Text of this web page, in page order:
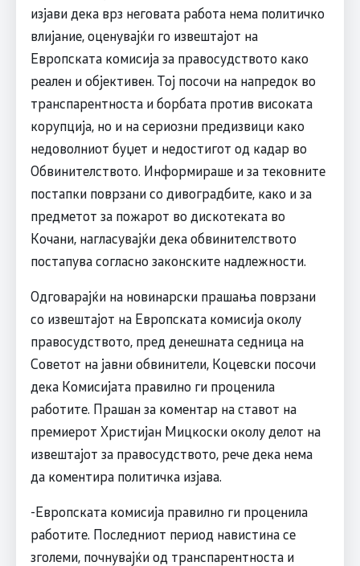
изјави дека врз неговата работа нема политичко
влијание, оценувајќи го извештајот на
Европската комисија за правосудството како
реален и објективен. Тој посочи на напредок во
транспарентноста и борбата против високата
корупција, но и на сериозни предизвици како
недоволниот буџет и недостигот од кадар во
Обвинителството. Информираше и за тековните
постапки поврзани со дивоградбите, како и за
предметот за пожарот во дискотеката во
Кочани, нагласувајќи дека обвинителството
постапува согласно законските надлежности.
Одговарајќи на новинарски прашања поврзани
со извештајот на Европската комисија околу
правосудството, пред денешната седница на
Советот на јавни обвинители, Коцевски посочи
дека Комисијата правилно ги проценила
работите. Прашан за коментар на ставот на
премиерот Христијан Мицкоски околу делот на
извештајот за правосудството, рече дека нема
да коментира политичка изјава.
-Европската комисија правилно ги проценила
работите. Последниот период навистина се
зголеми, почнувајќи од транспарентноста и